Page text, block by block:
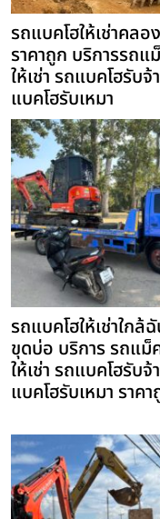
รถแบคโฮให้เช่าคลอ
ราคาถูก บริการรถแ
ให้เช่า รถแบคโฮรับจ้
แบคโฮรับเหมา
รถแบคโฮให้เช่าใกล้
ขุดบ่อ บริการ รถแม็
ให้เช่า รถแบคโฮรับจ้
แบคโฮรับเหมา ราค